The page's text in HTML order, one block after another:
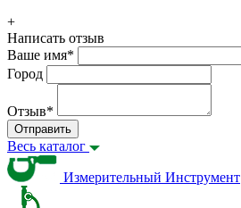
+
Написать отзыв
Ваше имя*
Город
Отзыв*
Отправить
Весь каталог
Измерительный Инструмент